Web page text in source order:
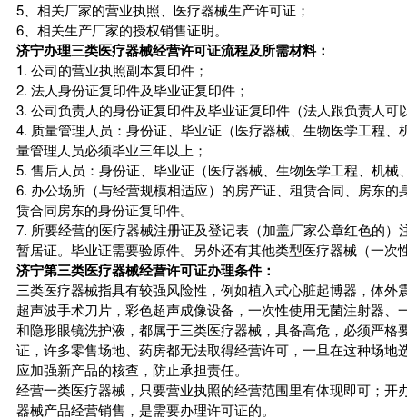
5、相关厂家的营业执照、医疗器械生产许可证；
6、相关生产厂家的授权销售证明。
济宁办理三类医疗器械经营许可证流程及所需材料：
1. 公司的营业执照副本复印件；
2. 法人身份证复印件及毕业证复印件；
3. 公司负责人的身份证复印件及毕业证复印件（法人跟负责人
4. 质量管理人员：身份证、毕业证（医疗器械、生物医学工程
量管理人员必须毕业三年以上；
5. 售后人员：身份证、毕业证（医疗器械、生物医学工程、机
6. 办公场所（与经营规模相适应）的房产证、租赁合同、房东
赁合同房东的身份证复印件。
7. 所要经营的医疗器械注册证及登记表（加盖厂家公章红色的
暂居证。毕业证需要验原件。另外还有其他类型医疗器械（一
济宁第三类医疗器械经营许可证办理条件：
三类医疗器械指具有较强风险性，例如植入式心脏起博器，体
超声波手术刀片，彩色超声成像设备，一次性使用无菌注射器
和隐形眼镜洗护液，都属于三类医疗器械，具备高危，必须严
证，许多零售场地、药房都无法取得经营许可，一旦在这种场
应加强新产品的核查，防止承担责任。
经营一类医疗器械，只要营业执照的经营范围里有体现即可；
器械产品经营销售，是需要办理许可证的。